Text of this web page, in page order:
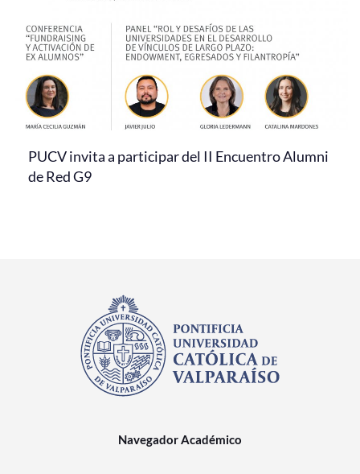
PUCV invita a participar del II Encuentro Alumni
de Red G9
Navegador Académico